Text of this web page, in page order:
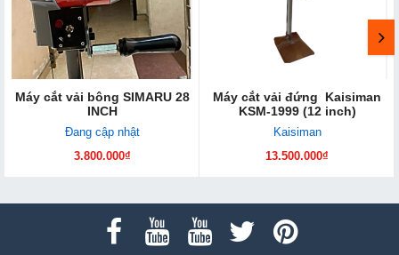
Máy cắt vải bông SIMARU 28
INCH
Đang cập nhật
3.800.000₫
Máy cắt vải đứng Kaisiman
KSM-1999 (12 inch)
Kaisiman
13.500.000₫